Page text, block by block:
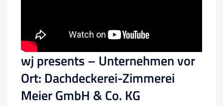
wj presents – Unternehmen vor
Ort: Dachdeckerei-Zimmerei
Meier GmbH & Co. KG